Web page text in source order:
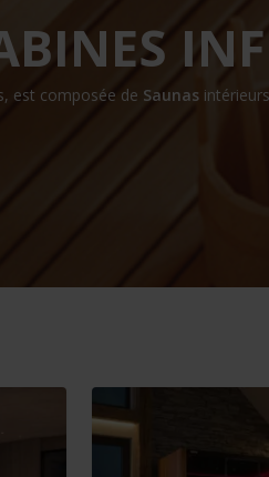
est composée de Saunas